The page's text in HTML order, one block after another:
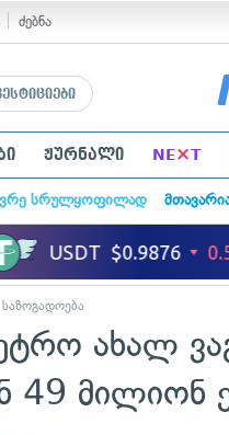
ძებნა
ჟურნალი NE×T
სრულყოფილად
საზოგადოება
ახალ
49 მილიონ